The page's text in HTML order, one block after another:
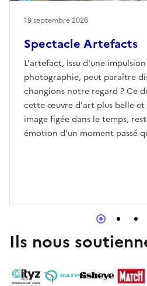
Spectacle Artefacts
L'artefact, issu d'une
photographie, peut paraître
changions notre regard ? Ce
cette œuvre d'art plus belle et
image figée dans le temps,
émotion d'un moment passé
souvenir, une couleur pour
regards, le moment
mouvement.E-
19 septembre 2026
Ils nous